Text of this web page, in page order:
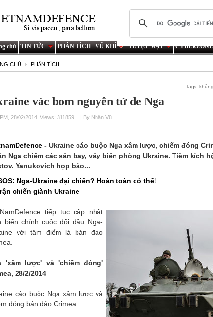
chủ TIN TỨC PHÂN TÍCH VŨ KHÍ TUYỆT MẬT CYBERZONE
CHỦ PHÂN TÍCH
Tags:
vác bom nguyên tử đe Nga
28/02/2014, Views: 311859 | By Nhân Vũ
- Ukraine cáo buộc Nga xâm lược, chiếm đóng
Nga chiếm các sân bay, vây biên phòng Ukraine. Tiêm kích
Yanukovich họp báo...
Nga-Ukraine đại chiến? Hoàn toàn có thể!
chiến giành Ukraine
tiếp tục cập nhật
biến chính cuộc đối đầu Nga-
với tâm điểm là bán đảo
'xâm lược' và 'chiếm đóng'
28/2/2014
cáo buộc Nga xâm lược và
đóng bán đảo Crimea.